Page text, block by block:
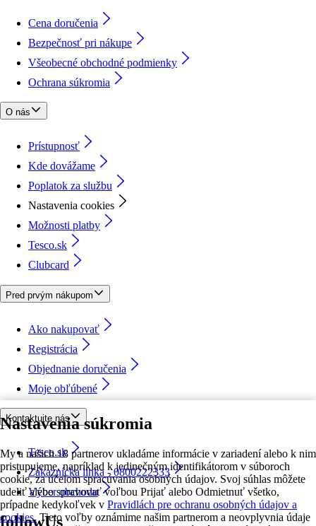
Nastavenia súkromia
My a našich 18 partnerov ukladáme informácie v zariadení alebo k nim
pristupujeme, napríklad k jedinečným identifikátorom v súboroch
cookie, za účelom spracúvania osobných údajov. Svoj súhlas môžete
udeliť alebo spravovať voľbou Prijať alebo Odmietnuť všetko,
prípadne kedykoľvek v Pravidlách pre ochranu osobných údajov a
cookies. Tieto voľby oznámime našim partnerom a neovplyvnia údaje
Cena doručenia
Bezpečnosť pri nákupe
Všeobecné obchodné podmienky
Ochrana súkromia
O nás
Prístupnosť
Kde dovážame
Poplatok za službu
Nastavenia cookies
Možnosti platby
Tesco.sk
Clubcard
Pred prvým nákupom
Ako nakupovať
Registrácia
Objednanie doručenia
Moje obľúbené
Kontaktujte nás
Tesco.sk
Zákaznícka linka - 0800222333
Výber obchodu
followUs